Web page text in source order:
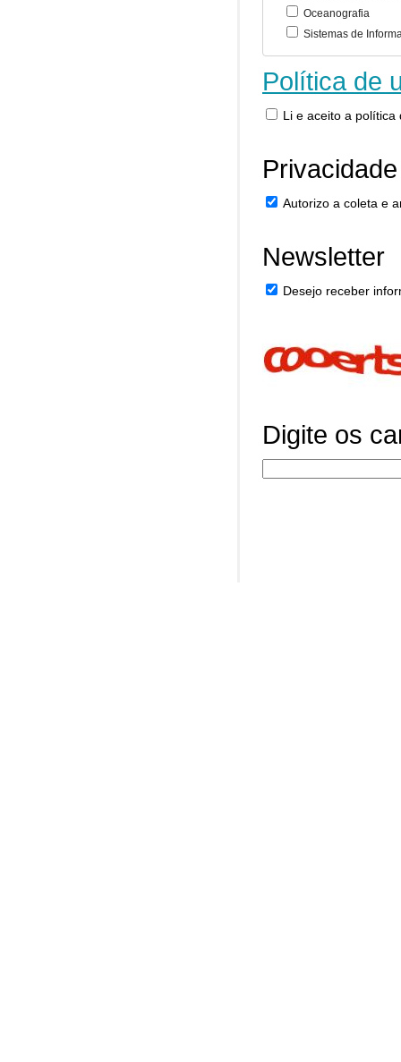
Oceanografia
Sistemas de
Política de
Li e aceito a política
Autorizo a coleta e
Newsletter
Desejo receber
Digite os